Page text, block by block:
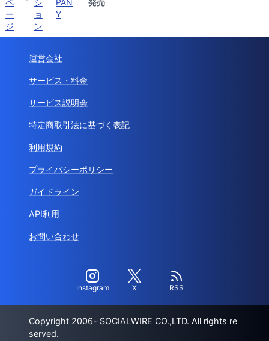
ー
ジ
ョ
ン
Y
運営会社
サービス・料金
サービス説明会
特定商取引法に基づく表記
利用規約
プライバシーポリシー
ガイドライン
API利用
お問い合わせ
Instagram X RSS
Copyright 2006- SOCIALWIRE CO.,LTD. All rights re
served.